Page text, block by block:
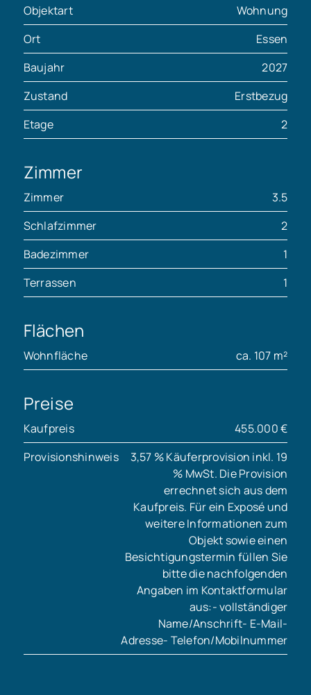
Objektart
Wohnung
Ort
Essen
Baujahr
2027
Zustand
Erstbezug
Etage
2
Zimmer
Zimmer
3.5
Schlafzimmer
2
Badezimmer
1
Terrassen
1
Flächen
Wohnfläche ca. 107 m²
Preise
Kaufpreis
455.000 €
Provisionshinweis
3,57 % Käuferprovision inkl. 19
% MwSt. Die Provision
errechnet sich aus dem
Kaufpreis. Für ein Exposé und
weitere Informationen zum
Objekt sowie einen
Besichtigungstermin füllen Sie
bitte die nachfolgenden
Angaben im Kontaktformular
aus:- vollständiger
Name/Anschrift- E-Mail-
Adresse- Telefon/Mobilnummer